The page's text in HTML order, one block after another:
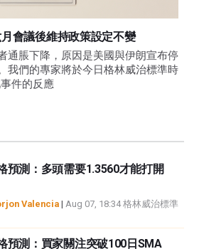
會議後維持政策設定不變
通脹下降，原因是美國與伊朗宣布停
我們的專家將於今日格林威治標準時
件的反應
預測：多頭需要1.3560才能打開
Valencia | Aug 07, 18:34 格林威治標準
預測：買家關注突破100日SMA